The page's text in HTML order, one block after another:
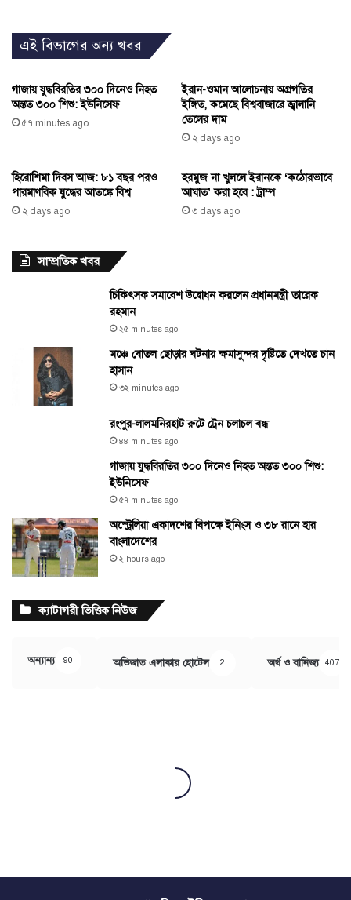
এই বিভাগের অন্য খবর
গাজায় যুদ্ধবিরতির ৩০০ দিনেও নিহত
অন্তত ৩০০ শিশু: ইউনিসেফ
৫৭ minutes ago
ইরান-ওমান আলোচনায় অগ্রগতির
ইঙ্গিত, কমেছে বিশ্ববাজারে জ্বালানি
তেলের দাম
২ days ago
হিরোশিমা দিবস আজ: ৮১ বছর পরও
পারমাণবিক যুদ্ধের আতঙ্কে বিশ্ব
২ days ago
হরমুজ না খুললে ইরানকে ‘কঠোরভাবে
আঘাত’ করা হবে : ট্রাম্প
৩ days ago
সাম্প্রতিক খবর
চিকিৎসক সমাবেশ উদ্বোধন করলেন প্রধানমন্ত্রী তারেক
রহমান
২৫ minutes ago
মঞ্চে বোতল ছোড়ার ঘটনায় ক্ষমাসুন্দর দৃষ্টিতে দেখতে চান
হাসান
৩২ minutes ago
রংপুর-লালমনিরহাট রুটে ট্রেন চলাচল বন্ধ
৪৪ minutes ago
গাজায় যুদ্ধবিরতির ৩০০ দিনেও নিহত অন্তত ৩০০ শিশু:
ইউনিসেফ
৫৭ minutes ago
অস্ট্রেলিয়া একাদশের বিপক্ষে ইনিংস ও ৩৮ রানে হার
বাংলাদেশের
২ hours ago
ক্যাটাগরী ভিত্তিক নিউজ
অন্যান্য 90 অভিজাত এলাকার হোটেল 2 অর্থ ও বানিজ্য 407